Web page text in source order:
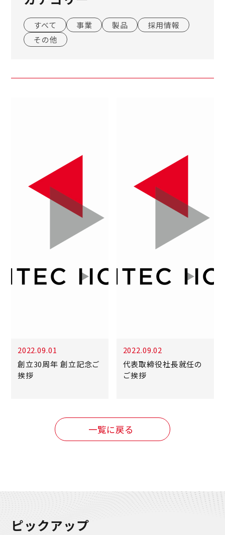
すべて 事業 製品
採用情報
その他
2022.09.01
創立30周年 創立記念ご
挨拶
2022.09.02
代表取締役社長就任の
ご挨拶
一覧に戻る
ピックアップ